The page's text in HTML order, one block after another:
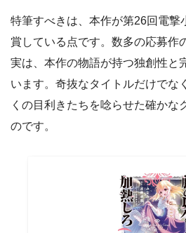
特筆すべきは、本作が第26回電撃
賞している点です。数多の応募作
実は、本作の物語が持つ独創性と
います。奇抜なタイトルだけでな
くの目利きたちを唸らせた確かな
のです。